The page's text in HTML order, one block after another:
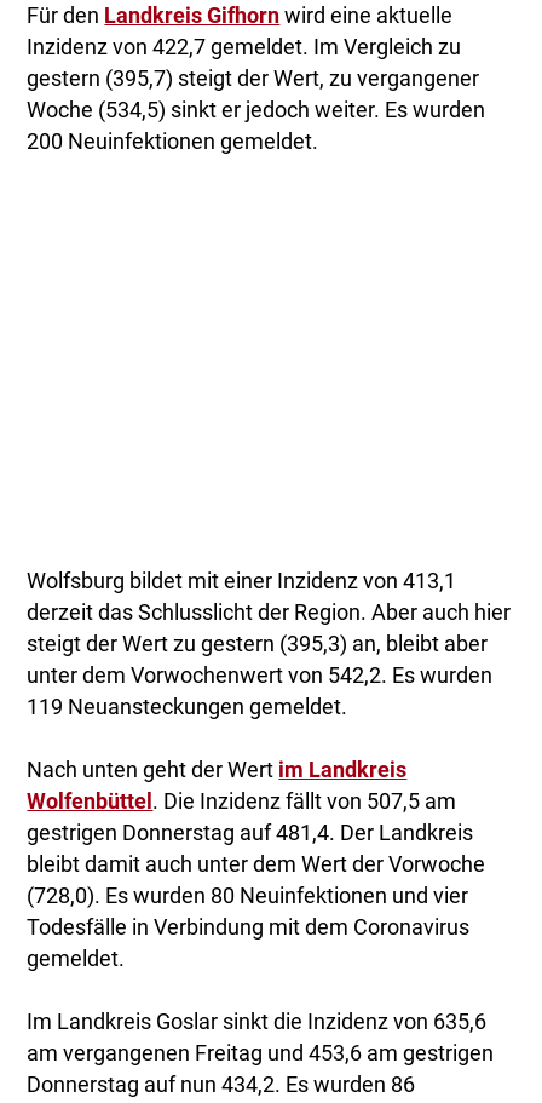
Für den Landkreis Gifhorn wird eine aktuelle
Inzidenz von 422,7 gemeldet. Im Vergleich zu
gestern (395,7) steigt der Wert, zu vergangener
Woche (534,5) sinkt er jedoch weiter. Es wurden
200 Neuinfektionen gemeldet.
Wolfsburg bildet mit einer Inzidenz von 413,1
derzeit das Schlusslicht der Region. Aber auch hier
steigt der Wert zu gestern (395,3) an, bleibt aber
unter dem Vorwochenwert von 542,2. Es wurden
119 Neuansteckungen gemeldet.
Nach unten geht der Wert im Landkreis
Wolfenbüttel . Die Inzidenz fällt von 507,5 am
gestrigen Donnerstag auf 481,4. Der Landkreis
bleibt damit auch unter dem Wert der Vorwoche
(728,0). Es wurden 80 Neuinfektionen und vier
Todesfälle in Verbindung mit dem Coronavirus
gemeldet.
Im Landkreis Goslar sinkt die Inzidenz von 635,6
am vergangenen Freitag und 453,6 am gestrigen
Donnerstag auf nun 434,2. Es wurden 86